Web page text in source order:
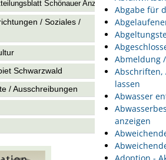
Schönauer Anzeiger
/ Soziales /
Schwarzwald
/ Ausschreibungen
Abgabe für
Abmeldung
Abschriften,
lassen
Abwasser
anzeigen